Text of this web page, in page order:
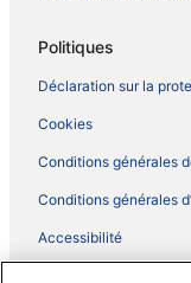
Politiques
Déclaration sur la
Cookies
Conditions générales
Conditions générales
Accessibilité